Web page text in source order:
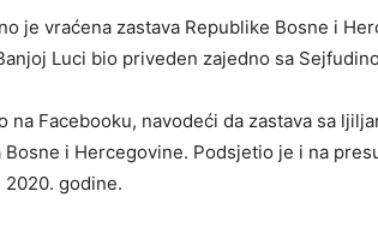
je vraćena zastava Republike Bosne i
Luci bio priveden zajedno sa
Facebooku, navodeći da zastava sa
i Hercegovine. Podsjetio je i na
2020. godine.